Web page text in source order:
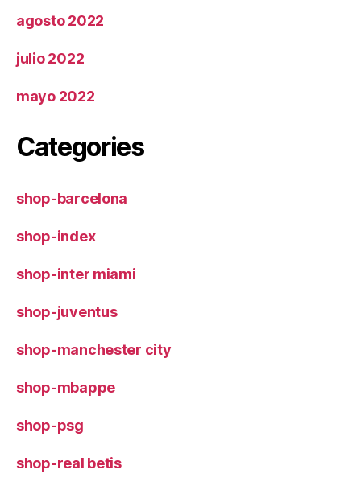
agosto 2022
julio 2022
mayo 2022
Categories
shop-barcelona
shop-index
shop-inter miami
shop-juventus
shop-manchester city
shop-mbappe
shop-psg
shop-real betis